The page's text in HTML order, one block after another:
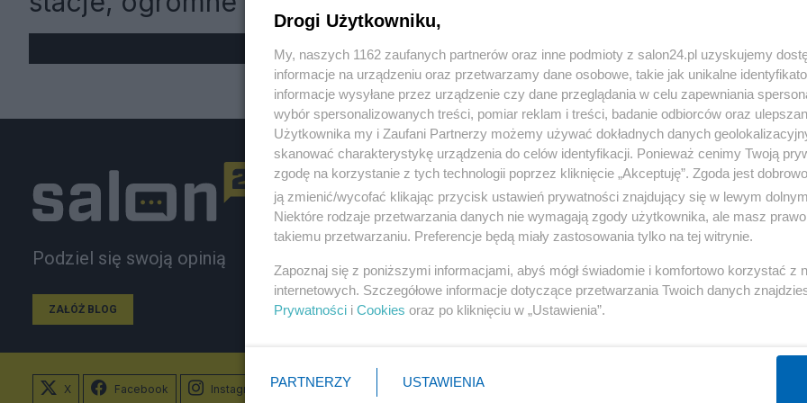
« WRÓĆ DO NOTKI
Podziel się swoją opinią
ZAŁÓŻ BLOG
Polityka
Rosja
PiS
Prezydent
NATO
Gospodarka
Biznes
Pieniądze
Inwestycje
Podatki
X Facebook Instagram
Drogi Użytkowniku,
My, naszych 1162 zaufanych partnerów oraz inne podmioty z salon24.pl uzyskujemy
informacje na urządzeniu oraz przetwarzamy dane osobowe, takie jak unikalne
informacje wysyłane przez urządzenie czy dane przeglądania w celu zapewniania
wybór spersonalizowanych treści, pomiar reklam i treści, badanie odbiorców oraz
Użytkownika my i Zaufani Partnerzy możemy używać dokładnych danych
skanować charakterystykę urządzenia do celów identyfikacji. Ponieważ cenimy Twoją
zgodę na korzystanie z tych technologii poprzez kliknięcie „Akceptuję”. Zgoda jest
ją zmienić/wycofać klikając przycisk ustawień prywatności znajdujący się w lewym
Niektóre rodzaje przetwarzania danych nie wymagają zgody użytkownika, ale masz
takiemu przetwarzaniu. Preferencje będą miały zastosowania tylko na tej witrynie.
Zapoznaj się z poniższymi informacjami, abyś mógł świadomie i komfortowo korzystać z
internetowych. Szczegółowe informacje dotyczące przetwarzania Twoich danych
Prywatności i Cookies oraz po kliknięciu w „Ustawienia”.
PARTNERZY USTAWIENIA